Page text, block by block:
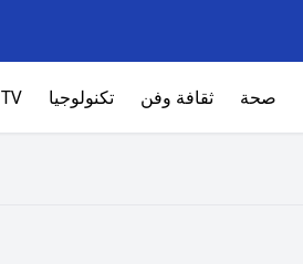
صحة ثقافة وفن تكنولوجيا TV